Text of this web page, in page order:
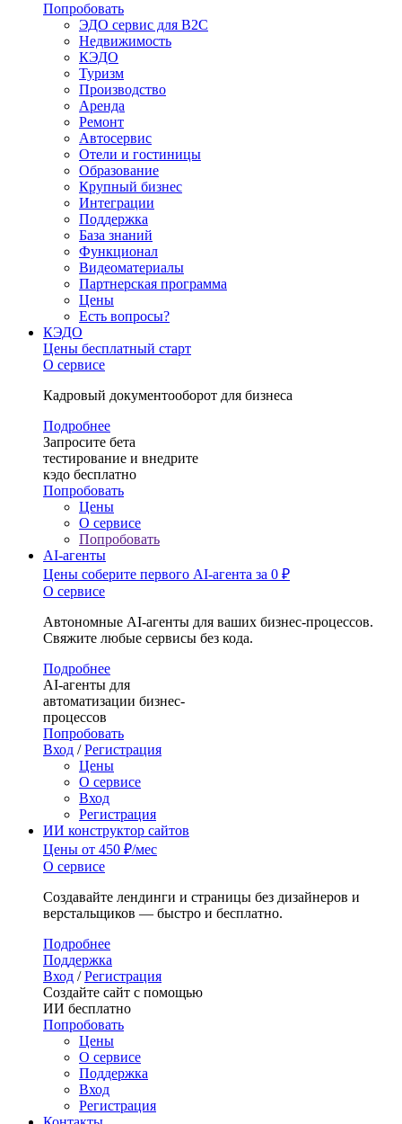
Попробовать
ЭДО сервис для B2C
Недвижимость
КЭДО
Туризм
Производство
Аренда
Ремонт
Автосервис
Отели и гостиницы
Образование
Крупный бизнес
Интеграции
Поддержка
База знаний
Функционал
Видеоматериалы
Партнерская программа
Цены
Есть вопросы?
КЭДО
Цены бесплатный старт
О сервисе
Кадровый документооборот для бизнеса
Подробнее
Запросите бета
тестирование и внедрите
кэдо бесплатно
Попробовать
Цены
О сервисе
Попробовать
AI-агенты
Цены соберите первого AI-агента за 0 ₽
О сервисе
Автономные AI-агенты для ваших бизнес-процессов.
Свяжите любые сервисы без кода.
Подробнее
AI-агенты для
автоматизации бизнес-
процессов
Попробовать
Вход / Регистрация
Цены
О сервисе
Вход
Регистрация
ИИ конструктор сайтов
Цены от 450 ₽/мес
О сервисе
Создавайте лендинги и страницы без дизайнеров и
верстальщиков — быстро и бесплатно.
Подробнее
Поддержка
Вход / Регистрация
Создайте сайт с помощью
ИИ бесплатно
Попробовать
Цены
О сервисе
Поддержка
Вход
Регистрация